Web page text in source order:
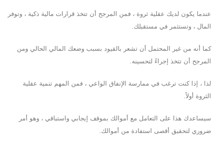
عندما يكون لديك عقلية ثروة ، فمن المرجح أن تتخذ قرارات مالية ذكية ، وتوفر
المال ، وتستثمر في مستقبلك.
كما أنه من غير المحتمل أن تشعر بالقيود بسبب وضعك المالي الحالي ومن
المرجح أن تتخذ إجراءً لتحسينه.
لذا ، إذا كنت ترغب في ممارسة الإنفاق الواعي ، فمن المهم تنمية عقلية
الثروة أولاً.
سيساعدك هذا على التعامل مع أموالك بموقف إيجابي واستباقي ، وهو أمر
ضروري لتحقيق أقصى استفادة من أموالك.